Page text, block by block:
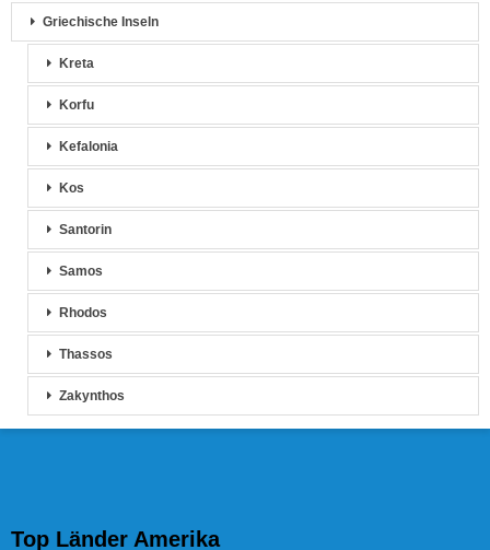
Griechische Inseln
Kreta
Korfu
Kefalonia
Kos
Santorin
Samos
Rhodos
Thassos
Zakynthos
Top Länder Amerika